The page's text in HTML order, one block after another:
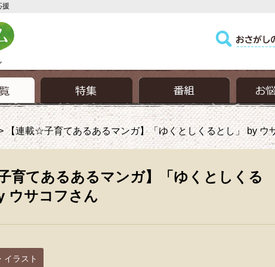
援
【連載☆子育てあるあるマンガ】「ゆくとしくるとし」 by ウ
育てあるあるマンガ】「ゆくとしくる
ウサコフさん
イラスト